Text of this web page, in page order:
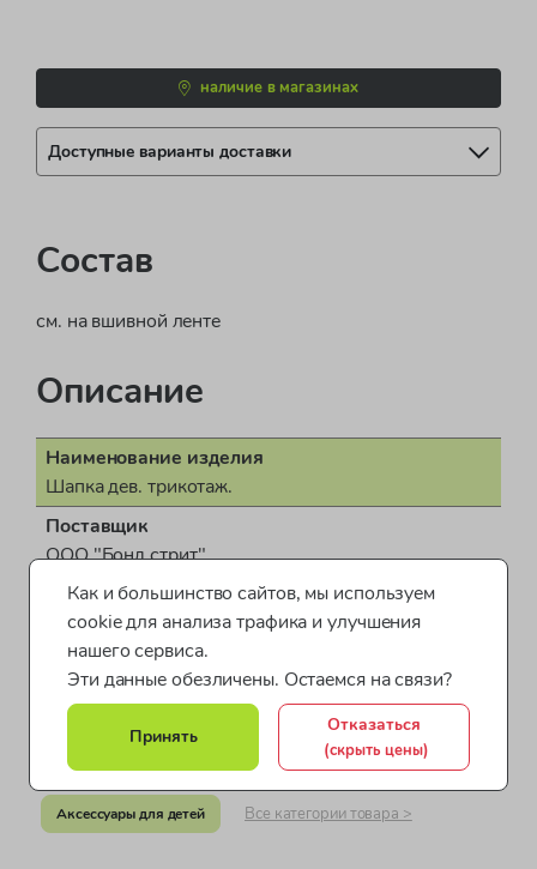
наличие в магазинах
Доступные варианты доставки
Состав
см. на вшивной ленте
Описание
Наименование изделия
Шапка дев. трикотаж.
Поставщик
ООО "Бонд стрит"
Пол
для девочки
Страна производства
КНР (Китайская Народная Республика)
Документ о соответствии
ДЕАЭС N RU Д-EE.РА04.В.06620/21
Коллекция
ZINA
Показать все характеристики
Шапки для детей Одежда для девочек Huppa
Шапки для девочек Обувь и аксессуары (девочки)
Аксессуары для детей Все категории товара >
Как и большинство сайтов, мы используем
cookie для анализа трафика и улучшения
нашего сервиса.
Эти данные обезличены. Остаемся на связи?
Принять
Отказаться
(скрыть цены)